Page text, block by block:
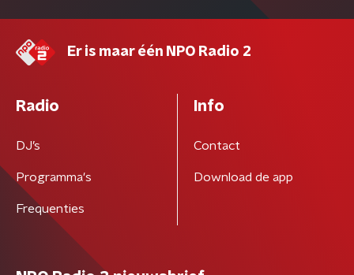
Er is maar één NPO Radio 2
Radio
DJ’s
Programma's
Frequenties
Info
Contact
Download de app